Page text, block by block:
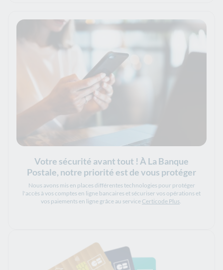
Votre sécurité avant tout ! À La Banque
Postale, notre priorité est de vous protéger
Nous avons mis en places différentes technologies pour protéger
l'accès à vos comptes en ligne bancaires et sécuriser vos opérations et
vos paiements en ligne grâce au service Certicode Plus